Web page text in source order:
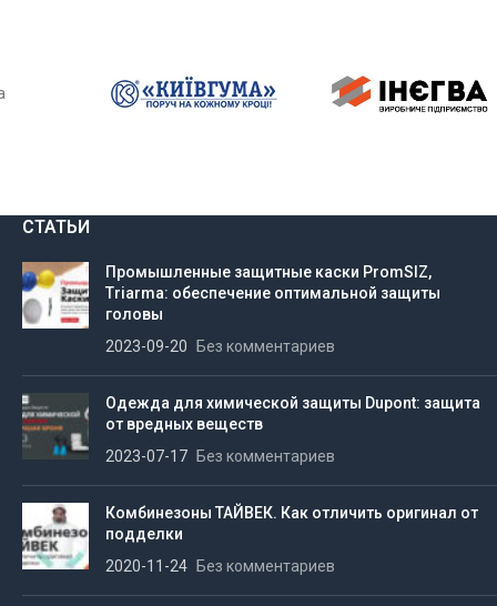
СТАТЬИ
Промышленные защитные каски PromSIZ,
Triarma: обеспечение оптимальной защиты
головы
2023-09-20
Без комментариев
Одежда для химической защиты Dupont: защита
от вредных веществ
2023-07-17
Без комментариев
Комбинезоны ТАЙВЕК. Как отличить оригинал от
подделки
2020-11-24
Без комментариев